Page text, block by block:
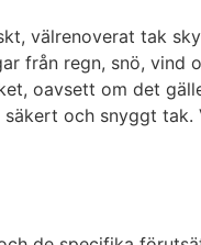
välrenoverat tak
från regn, snö, vind
oavsett om det
och snyggt